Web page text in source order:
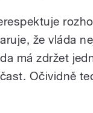
že vláda
má zdržet
Očividně